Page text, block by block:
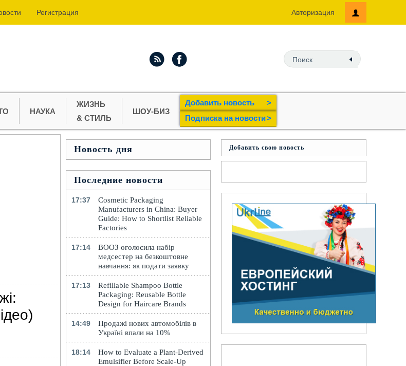
Регистрация Авторизация
НАУКА
ЖИЗНЬ
& СТИЛЬ
ШОУ-БИЗ
Добавить новость
>
Подпиcка на новости>
Новость дня
Последние новости
17:37
Cosmetic Packaging
Manufacturers in China: Buyer
Guide: How to Shortlist Reliable
Factories
17:14
ВООЗ оголосила набір
медсестер на безкоштовне
навчання: як подати заявку
17:13
Refillable Shampoo Bottle
Packaging: Reusable Bottle
Design for Haircare Brands
14:49
Продажі нових автомобілів в
Україні впали на 10%
18:14
How to Evaluate a Plant-Derived
Emulsifier Before Scale-Up
Добавить свою новость